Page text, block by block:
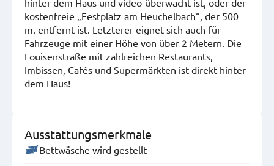
kostenfreie „Festplatz am Heuchelbach“, der 500
m. entfernt ist. Letzterer eignet sich auch für
Fahrzeuge mit einer Höhe von über 2 Metern. Die
Louisenstraße mit zahlreichen Restaurants,
Imbissen, Cafés und Supermärkten ist direkt hinter
dem Haus!
Ausstattungsmerkmale
Bettwäsche wird gestellt